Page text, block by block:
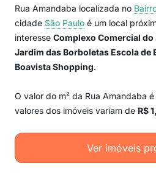
Rua Amandaba localizada no
cidade São Paulo é um local
interesse Complexo Comercial
Jardim das Borboletas Escola de
Boavista Shopping.
O valor do m² da Rua Amandaba
valores dos imóveis variam de R$
Ver imóveis